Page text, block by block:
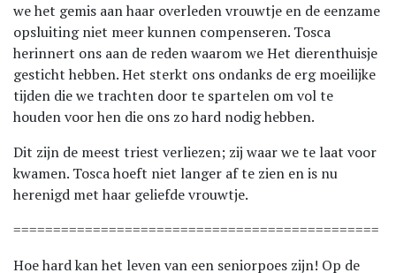
we het gemis aan haar overleden vrouwtje en de eenzame
opsluiting niet meer kunnen compenseren. Tosca
herinnert ons aan de reden waarom we Het dierenthuisje
gesticht hebben. Het sterkt ons ondanks de erg moeilijke
tijden die we trachten door te spartelen om vol te
houden voor hen die ons zo hard nodig hebben.
Dit zijn de meest triest verliezen; zij waar we te laat voor
kwamen. Tosca hoeft niet langer af te zien en is nu
herenigd met haar geliefde vrouwtje.
==============================================
Hoe hard kan het leven van een seniorpoes zijn! Op de